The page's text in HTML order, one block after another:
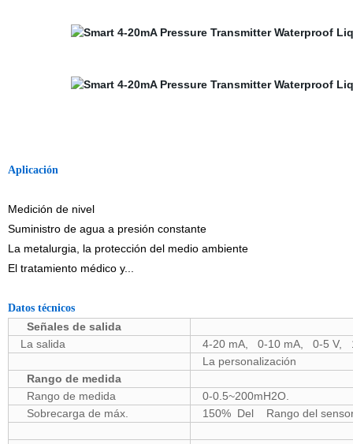
Aplicación
Medición de nivel
Suministro de agua a presión constante
La metalurgia, la protección del medio ambiente
El tratamiento médico y...
Datos técnicos
Señales de salida
La salida
4-20 mA, 0-10 mA, 0-5 V,
La personalización
Rango de medida
Rango de medida
0-0.5~200mH2O.
Sobrecarga de máx.
150% Del Rango del